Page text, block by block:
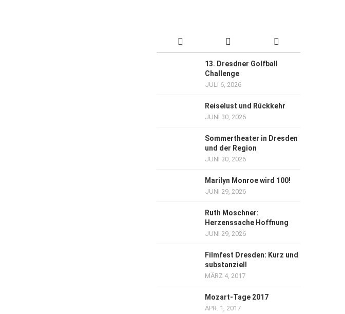
13. Dresdner Golfball
Challenge
JULI 6, 2026
Reiselust und Rückkehr
JUNI 30, 2026
Sommertheater in Dresden
und der Region
JUNI 30, 2026
Marilyn Monroe wird 100!
JUNI 29, 2026
Ruth Moschner:
Herzenssache Hoffnung
JUNI 29, 2026
Filmfest Dresden: Kurz und
substanziell
MÄRZ 4, 2017
Mozart-Tage 2017
APR. 1, 2017